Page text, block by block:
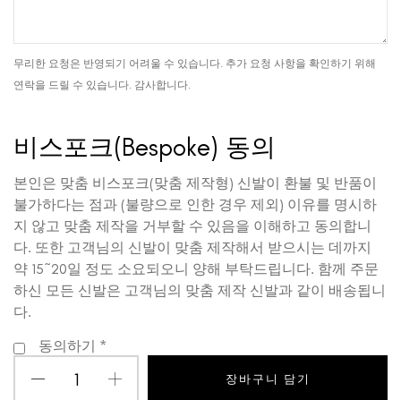
무리한 요청은 반영되기 어려울 수 있습니다. 추가 요청 사항을 확인하기 위해
연락을 드릴 수 있습니다. 감사합니다.
비스포크(Bespoke) 동의
본인은 맞춤 비스포크(맞춤 제작형) 신발이 환불 및 반품이
불가하다는 점과 (불량으로 인한 경우 제외) 이유를 명시하
지 않고 맞춤 제작을 거부할 수 있음을 이해하고 동의합니
다. 또한 고객님의 신발이 맞춤 제작해서 받으시는 데까지
약 15~20일 정도 소요되오니 양해 부탁드립니다. 함께 주문
하신 모든 신발은 고객님의 맞춤 제작 신발과 같이 배송됩니
다.
동의하기 *
장바구니 담기